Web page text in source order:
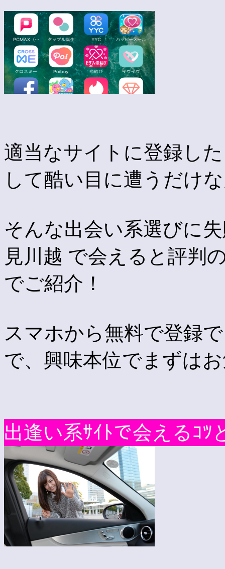
適当なサイトに登録し
して酷い目に遭うだけ
そんな出会い系選びに
見川越 で会えると評判
でご紹介！
スマホから無料で登録
で、興味本位でまずは
出逢い系ｻｲﾄで会えるｺﾂ